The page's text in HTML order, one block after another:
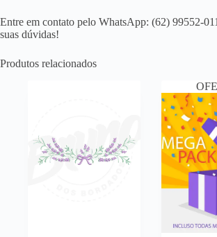
Entre em contato pelo WhatsApp: (62) 99552-
suas dúvidas!
Produtos relacionados